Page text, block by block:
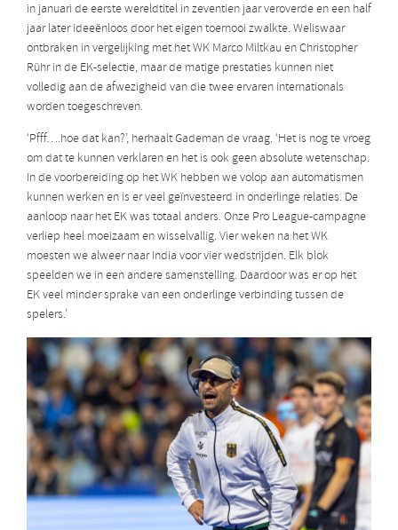
in januari de eerste wereldtitel in zeventien jaar veroverde en een half
jaar later ideeënloos door het eigen toernooi zwalkte. Weliswaar
ontbraken in vergelijking met het WK Marco Miltkau en Christopher
Rühr in de EK-selectie, maar de matige prestaties kunnen niet
volledig aan de afwezigheid van die twee ervaren internationals
worden toegeschreven.
‘Pfff….hoe dat kan?’, herhaalt Gademan de vraag. ‘Het is nog te vroeg
om dat te kunnen verklaren en het is ook geen absolute wetenschap.
In de voorbereiding op het WK hebben we volop aan automatismen
kunnen werken en is er veel geïnvesteerd in onderlinge relaties. De
aanloop naar het EK was totaal anders. Onze Pro League-campagne
verliep heel moeizaam en wisselvallig. Vier weken na het WK
moesten we alweer naar India voor vier wedstrijden. Elk blok
speelden we in een andere samenstelling. Daardoor was er op het
EK veel minder sprake van een onderlinge verbinding tussen de
spelers.’